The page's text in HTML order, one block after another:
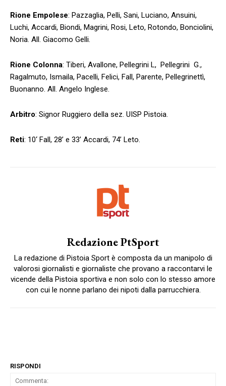
Rione Empolese: Pazzaglia, Pelli, Sani, Luciano, Ansuini,
Luchi, Accardi, Biondi, Magrini, Rosi, Leto, Rotondo, Bonciolini,
Noria. All. Giacomo Gelli.
Rione Colonna: Tiberi, Avallone, Pellegrini L, Pellegrini G.,
Ragalmuto, Ismaila, Pacelli, Felici, Fall, Parente, Pellegrinettì,
Buonanno. All. Angelo Inglese.
Arbitro: Signor Ruggiero della sez. UISP Pistoia.
Reti: 10‘ Fall, 28’ e 33’ Accardi, 74’ Leto.
Redazione PtSport
La redazione di Pistoia Sport è composta da un manipolo di
valorosi giornalisti e giornaliste che provano a raccontarvi le
vicende della Pistoia sportiva e non solo con lo stesso amore
con cui le nonne parlano dei nipoti dalla parrucchiera.
RISPONDI